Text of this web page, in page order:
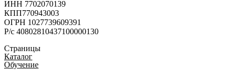
ИНН 7702070139
КПП770943003
ОГРН 1027739609391
Р/с 40802810437100000130
Страницы
Каталог
Обучение